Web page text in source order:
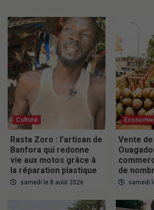
Culture
Rasta Zoro : l’artisan de
Banfora qui redonne
vie aux motos grâce à
la réparation plastique
samedi le 8 août 2026
Economie
Vente
de
samedi